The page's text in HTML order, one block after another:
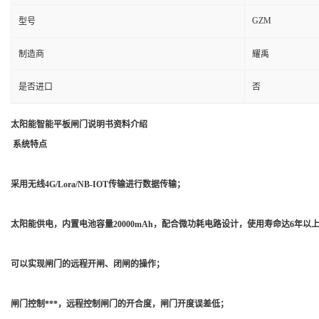
型号 GZM
制造商 耀禹
是否进口 否
太阳能智能平板闸门说明书资料介绍
系统特点
采用无线4G/Lora/NB-IOT传输进行数据传输；
太阳能供电，内置电池容量20000mAh，配合微功耗电路设计，使用寿命达6年以
可以实现闸门的远程开闸、闭闸的操作；
闸门控制***，远程控制闸门的开合度，闸门开度误差低；